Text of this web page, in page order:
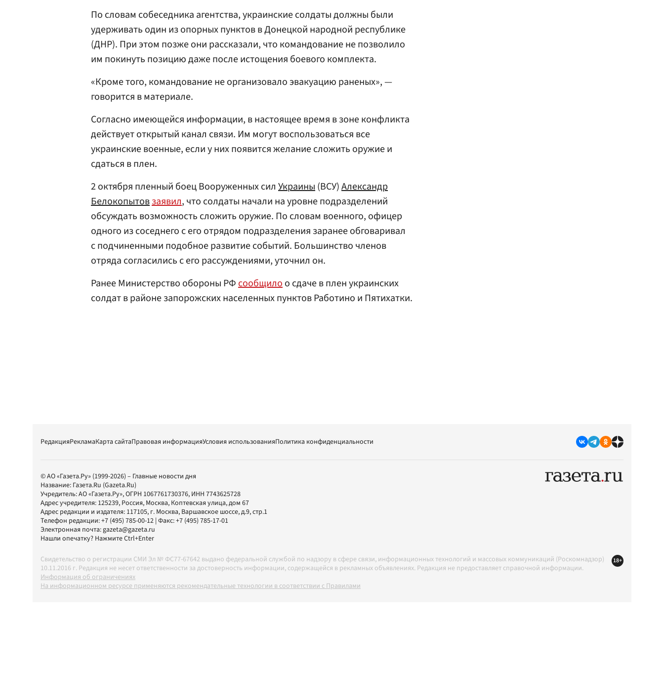
По словам собеседника агентства, украинские солдаты должны были
удерживать один из опорных пунктов в Донецкой народной республике
(ДНР). При этом позже они рассказали, что командование не позволило
им покинуть позицию даже после истощения боевого комплекта.
«Кроме того, командование не организовало эвакуацию раненых», —
говорится в материале.
Согласно имеющейся информации, в настоящее время в зоне конфликта
действует открытый канал связи. Им могут воспользоваться все
украинские военные, если у них появится желание сложить оружие и
сдаться в плен.
2 октября пленный боец Вооруженных сил Украины(ВСУ)Александр
Белокопытовзаявил, что солдаты начали на уровне подразделений
обсуждать возможность сложить оружие. По словам военного, офицер
одного из соседнего с его отрядом подразделения заранее обговаривал
с подчиненными подобное развитие событий. Большинство членов
отряда согласились с его рассуждениями, уточнил он.
Ранее Министерство обороны РФсообщилоо сдаче в плен украинских
солдат в районе запорожских населенных пунктов Работино и Пятихатки.
РедакцияРекламаКарта сайтаПравовая информацияУсловия использованияПолитика конфиденциальности
© АО «Газета.Ру» (1999-2026) – Главные новости дня
Название: Газета.Ru (Gazeta.Ru)
Учредитель:АО «Газета.Ру», ОГРН 1067761730376, ИНН 7743625728
Адрес учредителя: 125239, Россия, Москва, Коптевская улица, дом 67
Адрес редакции и издателя: 117105, г. Москва, Варшавское шоссе, д.9, стр.1
Телефон редакции:+7 (495) 785-00-12 | Факс:+7 (495) 785-17-01
Электронная почта:gazeta@gazeta.ru
Нашли опечатку? Нажмите Ctrl+Enter
Свидетельство о регистрации СМИ Эл № ФС77-67642 выдано федеральной службой по надзору в сфере связи, информационных технологий и массовых коммуникаций (Роскомнадзор)
10.11.2016 г. Редакция не несет ответственности за достоверность информации, содержащейся в рекламных объявлениях. Редакция не предоставляет справочной информации.
Информация об ограничениях
На информационном ресурсе применяются рекомендательные технологии в соответствии с Правилами
18+